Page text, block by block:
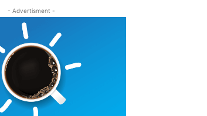
- Advertisment -